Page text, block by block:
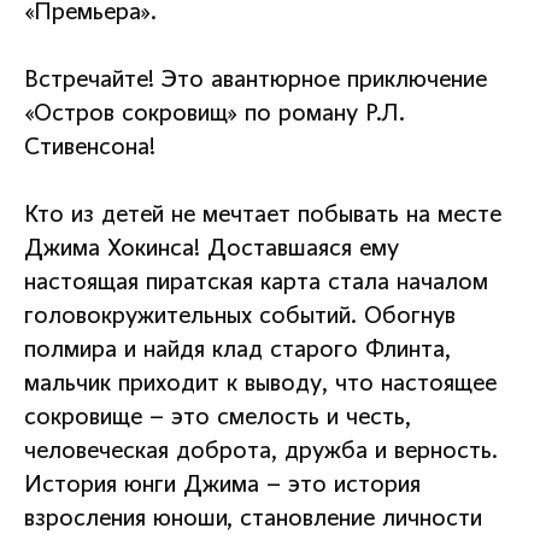
«Премьера».
Встречайте! Это авантюрное приключение
«Остров сокровищ» по роману Р.Л.
Стивенсона!
Кто из детей не мечтает побывать на месте
Джима Хокинса! Доставшаяся ему
настоящая пиратская карта стала началом
головокружительных событий. Обогнув
полмира и найдя клад старого Флинта,
мальчик приходит к выводу, что настоящее
сокровище – это смелость и честь,
человеческая доброта, дружба и верность.
История юнги Джима – это история
взросления юноши, становление личности